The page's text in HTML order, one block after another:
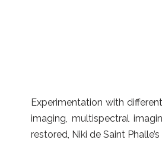
Experimentation with
imaging, multispectral
restored, Niki de Saint Phalle’s